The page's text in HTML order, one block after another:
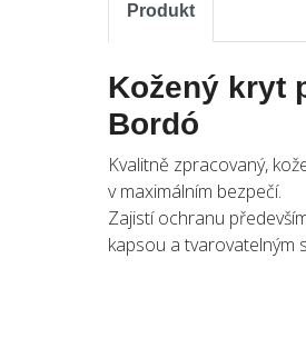
Produkt
Kožený kryt
Bordó
Kvalitně zpracovaný,
v maximálním bezpečí.
Zajistí ochranu
kapsou a tvarovatelným